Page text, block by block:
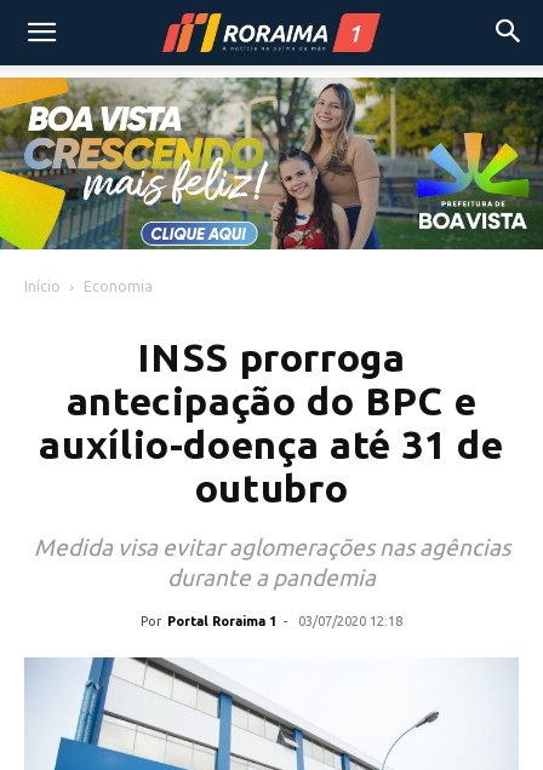
Início Economia
INSS prorroga
antecipação do BPC e
auxílio-doença até 31 de
outubro
Medida visa evitar aglomerações nas agências
durante a pandemia
Por Portal Roraima 1 - 03/07/2020 12:18